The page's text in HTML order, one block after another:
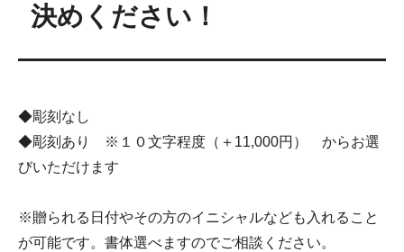
決めください！
◆彫刻なし
◆彫刻あり ※１０文字程度（＋11,000円） からお選
びいただけます
※贈られる日付やその方のイニシャルなども入れること
が可能です。書体選べますのでご相談ください。